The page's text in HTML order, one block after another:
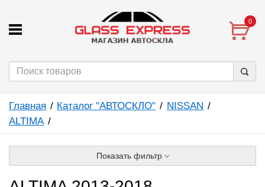
0
Главная Каталог "АВТОСКЛО"
NISSAN
ALTIMA
Показать фильтр